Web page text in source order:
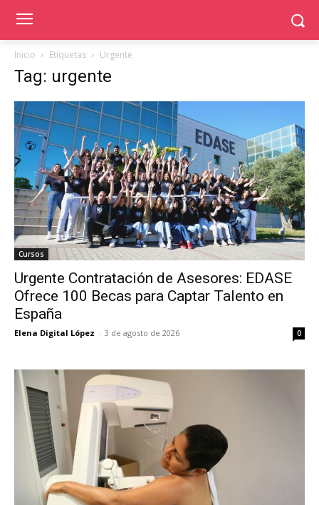
Inicio Etiquetas Urgente
Tag: urgente
Cursos
Urgente Contratación de Asesores: EDASE
Ofrece 100 Becas para Captar Talento en
España
Elena Digital López - 3 de agosto de 2026 0